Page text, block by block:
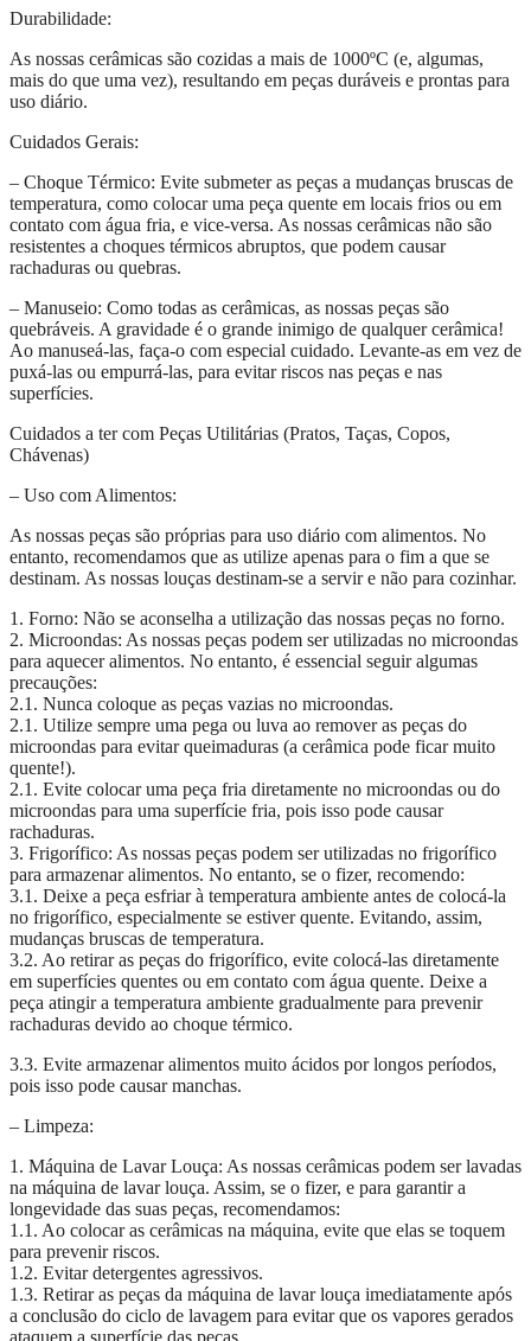
Durabilidade:
As nossas cerâmicas são cozidas a mais de 1000ºC (e, algumas,
mais do que uma vez), resultando em peças duráveis e prontas para
uso diário.
Cuidados Gerais:
– Choque Térmico: Evite submeter as peças a mudanças bruscas de
temperatura, como colocar uma peça quente em locais frios ou em
contato com água fria, e vice-versa. As nossas cerâmicas não são
resistentes a choques térmicos abruptos, que podem causar
rachaduras ou quebras.
– Manuseio: Como todas as cerâmicas, as nossas peças são
quebráveis. A gravidade é o grande inimigo de qualquer cerâmica!
Ao manuseá-las, faça-o com especial cuidado. Levante-as em vez de
puxá-las ou empurrá-las, para evitar riscos nas peças e nas
superfícies.
Cuidados a ter com Peças Utilitárias (Pratos, Taças, Copos,
Chávenas)
– Uso com Alimentos:
As nossas peças são próprias para uso diário com alimentos. No
entanto, recomendamos que as utilize apenas para o fim a que se
destinam. As nossas louças destinam-se a servir e não para cozinhar.
1. Forno: Não se aconselha a utilização das nossas peças no forno.
2. Microondas: As nossas peças podem ser utilizadas no microondas
para aquecer alimentos. No entanto, é essencial seguir algumas
precauções:
2.1. Nunca coloque as peças vazias no microondas.
2.1. Utilize sempre uma pega ou luva ao remover as peças do
microondas para evitar queimaduras (a cerâmica pode ficar muito
quente!).
2.1. Evite colocar uma peça fria diretamente no microondas ou do
microondas para uma superfície fria, pois isso pode causar
rachaduras.
3. Frigorífico: As nossas peças podem ser utilizadas no frigorífico
para armazenar alimentos. No entanto, se o fizer, recomendo:
3.1. Deixe a peça esfriar à temperatura ambiente antes de colocá-la
no frigorífico, especialmente se estiver quente. Evitando, assim,
mudanças bruscas de temperatura.
3.2. Ao retirar as peças do frigorífico, evite colocá-las diretamente
em superfícies quentes ou em contato com água quente. Deixe a
peça atingir a temperatura ambiente gradualmente para prevenir
rachaduras devido ao choque térmico.
3.3. Evite armazenar alimentos muito ácidos por longos períodos,
pois isso pode causar manchas.
– Limpeza:
1. Máquina de Lavar Louça: As nossas cerâmicas podem ser lavadas
na máquina de lavar louça. Assim, se o fizer, e para garantir a
longevidade das suas peças, recomendamos:
1.1. Ao colocar as cerâmicas na máquina, evite que elas se toquem
para prevenir riscos.
1.2. Evitar detergentes agressivos.
1.3. Retirar as peças da máquina de lavar louça imediatamente após
a conclusão do ciclo de lavagem para evitar que os vapores gerados
ataquem a superfície das peças.